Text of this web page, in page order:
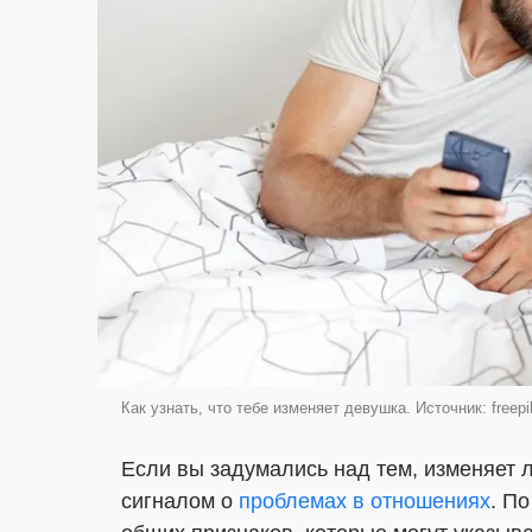
Как узнать, что тебе изменяет девушка. Источник:
Если вы задумались над тем, изменяет
сигналом о проблемах в отношениях. По